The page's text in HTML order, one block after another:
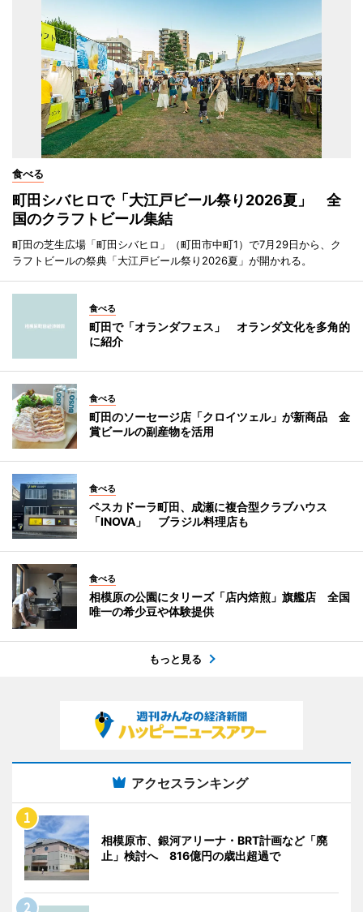
食べる
町田シバヒロで「大江戸ビール祭り2026夏」 全
国のクラフトビール集結
町田の芝生広場「町田シバヒロ」（町田市中町1）で7月29日から、ク
ラフトビールの祭典「大江戸ビール祭り2026夏」が開かれる。
食べる
町田で「オランダフェス」 オランダ文化を多角的
に紹介
食べる
町田のソーセージ店「クロイツェル」が新商品 金
賞ビールの副産物を活用
食べる
ペスカドーラ町田、成瀬に複合型クラブハウス
「INOVA」 ブラジル料理店も
食べる
相模原の公園にタリーズ「店内焙煎」旗艦店 全国
唯一の希少豆や体験提供
もっと見る
アクセスランキング
相模原市、銀河アリーナ・BRT計画など「廃
止」検討へ 816億円の歳出超過で